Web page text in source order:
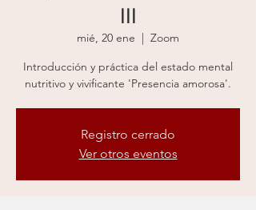
III
mié, 20 ene
  |
Zoom
Introducción y práctica del estado mental
nutritivo y vivificante 'Presencia amorosa'.
Registro cerrado
Ver otros eventos